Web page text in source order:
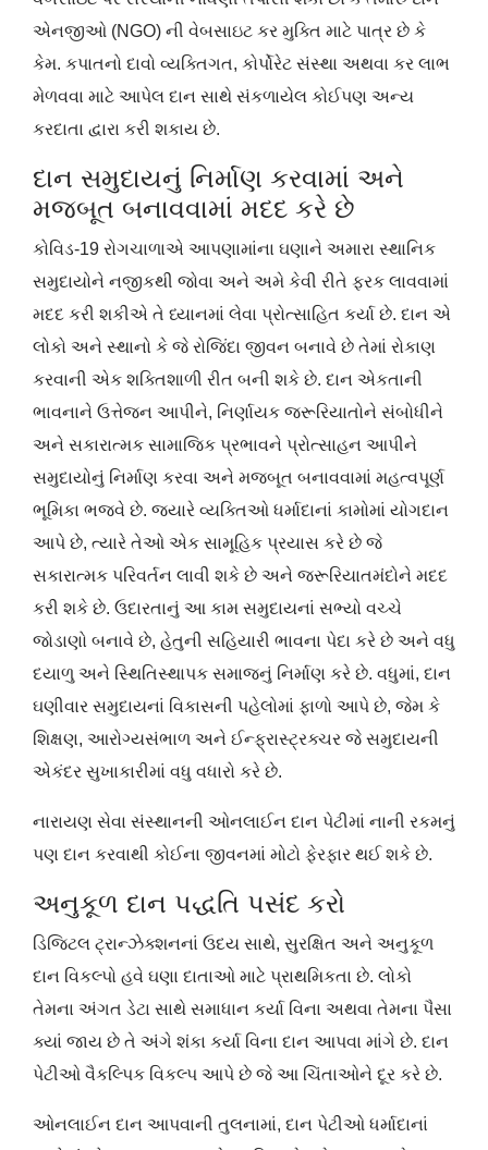
એનજીઓ (NGO) ની વેબસાઇટ કર મુક્તિ માટે પાત્ર છે કે
કેમ. કપાતનો દાવો વ્યક્તિગત, કોર્પોરેટ સંસ્થા અથવા કર લાભ
મેળવવા માટે આપેલ દાન સાથે સંકળાયેલ કોઈપણ અન્ય
કરદાતા દ્વારા કરી શકાય છે.
દાન સમુદાયનું નિર્માણ કરવામાં અને
મજબૂત બનાવવામાં મદદ કરે છે
કોવિડ-19 રોગચાળાએ આપણામાંના ઘણાને અમારા સ્થાનિક
સમુદાયોને નજીકથી જોવા અને અમે કેવી રીતે ફરક લાવવામાં
મદદ કરી શકીએ તે ધ્યાનમાં લેવા પ્રોત્સાહિત કર્યા છે. દાન એ
લોકો અને સ્થાનો કે જે રોજિંદા જીવન બનાવે છે તેમાં રોકાણ
કરવાની એક શક્તિશાળી રીત બની શકે છે. દાન એકતાની
ભાવનાને ઉત્તેજન આપીને, નિર્ણાયક જરૂરિયાતોને સંબોધીને
અને સકારાત્મક સામાજિક પ્રભાવને પ્રોત્સાહન આપીને
સમુદાયોનું નિર્માણ કરવા અને મજબૂત બનાવવામાં મહત્વપૂર્ણ
ભૂમિકા ભજવે છે. જ્યારે વ્યક્તિઓ ધર્માદાનાં કામોમાં યોગદાન
આપે છે, ત્યારે તેઓ એક સામૂહિક પ્રયાસ કરે છે જે
સકારાત્મક પરિવર્તન લાવી શકે છે અને જરૂરિયાતમંદોને મદદ
કરી શકે છે. ઉદારતાનું આ કામ સમુદાયનાં સભ્યો વચ્ચે
જોડાણો બનાવે છે, હેતુની સહિયારી ભાવના પેદા કરે છે અને વધુ
દયાળુ અને સ્થિતિસ્થાપક સમાજનું નિર્માણ કરે છે. વધુમાં, દાન
ઘણીવાર સમુદાયનાં વિકાસની પહેલોમાં ફાળો આપે છે, જેમ કે
શિક્ષણ, આરોગ્યસંભાળ અને ઈન્ફ્રાસ્ટ્રક્ચર જે સમુદાયની
એકંદર સુખાકારીમાં વધુ વધારો કરે છે.
નારાયણ સેવા સંસ્થાનની ઓનલાઈન દાન પેટીમાં નાની રકમનું
પણ દાન કરવાથી કોઈના જીવનમાં મોટો ફેરફાર થઈ શકે છે.
અનુકૂળ દાન પદ્ધતિ પસંદ કરો
ડિજિટલ ટ્રાન્ઝેક્શનનાં ઉદય સાથે, સુરક્ષિત અને અનુકૂળ
દાન વિકલ્પો હવે ઘણા દાતાઓ માટે પ્રાથમિકતા છે. લોકો
તેમના અંગત ડેટા સાથે સમાધાન કર્યા વિના અથવા તેમના પૈસા
ક્યાં જાય છે તે અંગે શંકા કર્યા વિના દાન આપવા માંગે છે. દાન
પેટીઓ વૈકલ્પિક વિકલ્પ આપે છે જે આ ચિંતાઓને દૂર કરે છે.
ઓનલાઈન દાન આપવાની તુલનામાં, દાન પેટીઓ ધર્માદાનાં